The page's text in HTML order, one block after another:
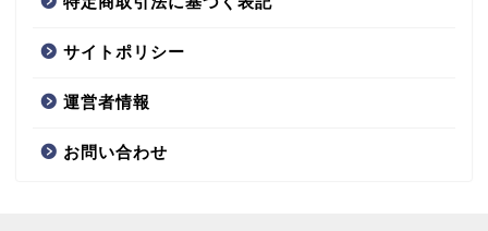
サイトポリシー
運営者情報
お問い合わせ